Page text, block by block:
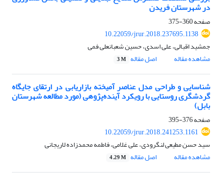
در شهرستان فریدن
صفحه360-375
10.22059/jrur.2018.237695.1138
جمشید اقبالی، علی اسدی، حسین شعبانعلی فمی
مشاهده مقاله
اصل مقاله 3 M
شناسایی و طراحی مدل عناصر آمیخته بازاریابی در ارتقای جایگاه
گردشگری روستایی با رویکرد آینده‌پژوهی (مورد مطالعه شهرستان
بابل)
صفحه376-395
10.22059/jrur.2018.241253.1161
سید حسن مطیعی لنگرودی، علی غلامی، فاطمه محمدزاده لاریجانی
مشاهده مقاله
اصل مقاله 4.29 M